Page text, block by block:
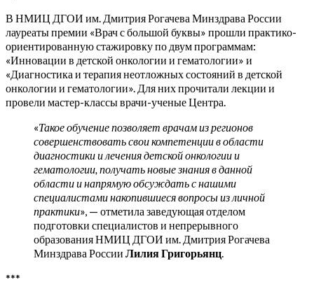
В НМИЦ ДГОИ им. Дмитрия Рогачева Минздрава России
лауреаты премии «Врач с большой буквы» прошли практико-
ориентированную стажировку по двум программам:
«Инновации в детской онкологии и гематологии» и
«Диагностика и терапия неотложных состояний в детской
онкологии и гематологии». Для них прочитали лекции и
провели мастер-классы врачи-ученые Центра.
«Такое обучение позволяет врачам из регионов
совершенствовать свои компетенции в области
диагностики и лечения детской онкологии и
гематологии, получать новые знания в данной
области и напрямую обсуждать с нашими
специалистами накопившиеся вопросы из личной
практики», — отметила заведующая отделом
подготовки специалистов и непрерывного
образования НМИЦ ДГОИ им. Дмитрия Рогачева
Минздрава России Лилия Григорьянц.
***